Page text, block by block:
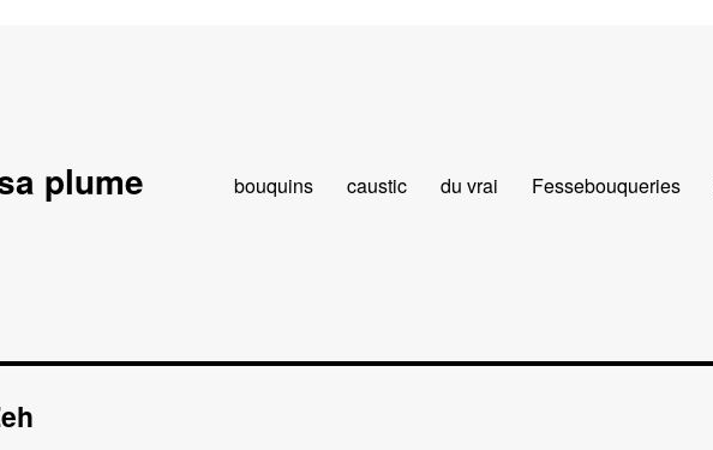
plume bouquins caustic du vrai Fessebouqueries